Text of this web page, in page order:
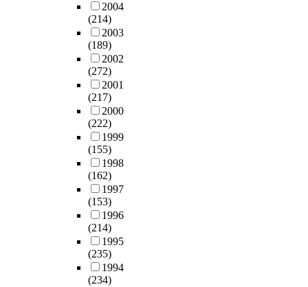
2004
(214)
2003
(189)
2002
(272)
2001
(217)
2000
(222)
1999
(155)
1998
(162)
1997
(153)
1996
(214)
1995
(235)
1994
(234)